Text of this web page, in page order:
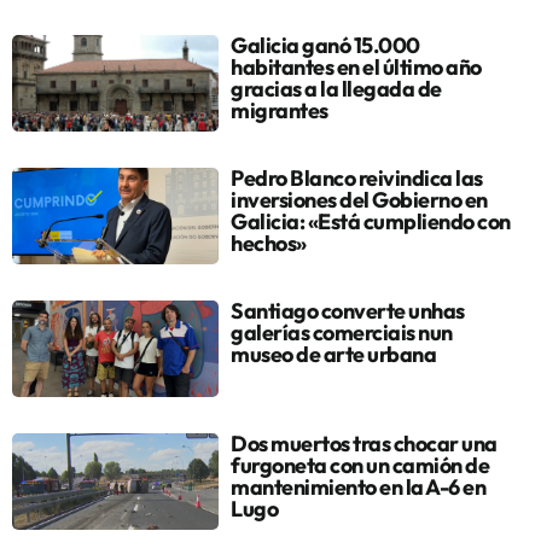
Galicia ganó 15.000
habitantes en el último año
gracias a la llegada de
migrantes
Pedro Blanco reivindica las
inversiones del Gobierno en
Galicia: «Está cumpliendo con
hechos»
Santiago converte unhas
galerías comerciais nun
museo de arte urbana
Dos muertos tras chocar una
furgoneta con un camión de
mantenimiento en la A-6 en
Lugo